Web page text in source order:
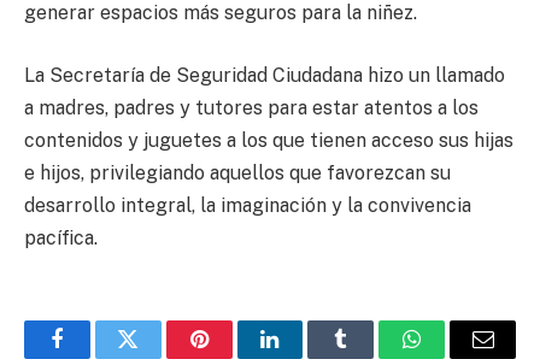
generar espacios más seguros para la niñez.
La Secretaría de Seguridad Ciudadana hizo un llamado
a madres, padres y tutores para estar atentos a los
contenidos y juguetes a los que tienen acceso sus hijas
e hijos, privilegiando aquellos que favorezcan su
desarrollo integral, la imaginación y la convivencia
pacífica.